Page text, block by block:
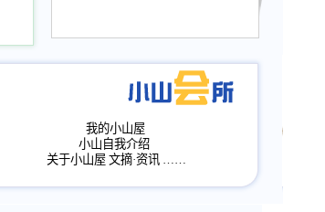
我的小山屋
小山自我介绍
关于小山屋 文摘·资讯 ……